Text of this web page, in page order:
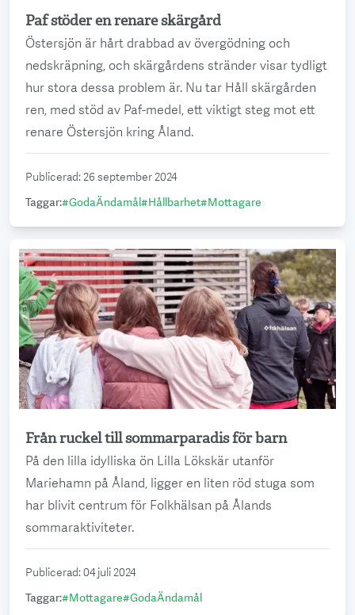
Paf stöder en renare skärgård
Östersjön är hårt drabbad av övergödning och
nedskräpning, och skärgårdens stränder visar tydligt
hur stora dessa problem är. Nu tar Håll skärgården
ren, med stöd av Paf-medel, ett viktigt steg mot ett
renare Östersjön kring Åland.
Läs mer
Publicerad:26 september 2024
Taggar:#GodaÄndamål#Hållbarhet#Mottagare
Från ruckel till sommarparadis för barn
På den lilla idylliska ön Lilla Lökskär utanför
Mariehamn på Åland, ligger en liten röd stuga som
har blivit centrum för Folkhälsan på Ålands
sommaraktiviteter.
Läs mer
Publicerad:04 juli 2024
Taggar:#Mottagare#GodaÄndamål